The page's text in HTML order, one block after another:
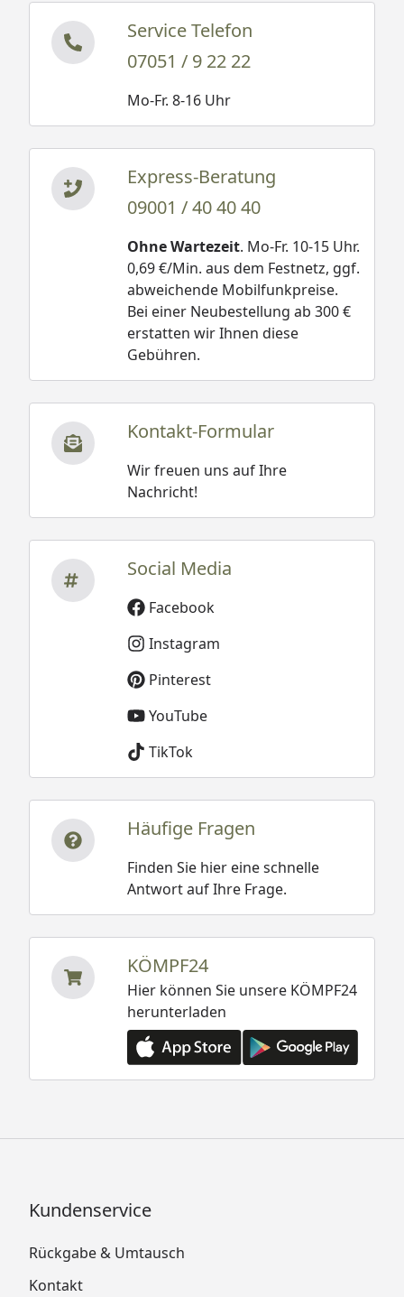
Service Telefon
07051 / 9 22 22
Mo-Fr. 8-16 Uhr
Express-Beratung
09001 / 40 40 40
Ohne Wartezeit. Mo-Fr. 10-15 Uhr.
0,69 €/Min. aus dem Festnetz, ggf.
abweichende Mobilfunkpreise.
Bei einer Neubestellung ab 300 €
erstatten wir Ihnen diese
Gebühren.
Kontakt-Formular
Wir freuen uns auf Ihre
Nachricht!
Social Media
Facebook
Instagram
Pinterest
YouTube
TikTok
Häufige Fragen
Finden Sie hier eine schnelle
Antwort auf Ihre Frage.
KÖMPF24
Hier können Sie unsere KÖMPF24
herunterladen
Kundenservice
Rückgabe & Umtausch
Kontakt